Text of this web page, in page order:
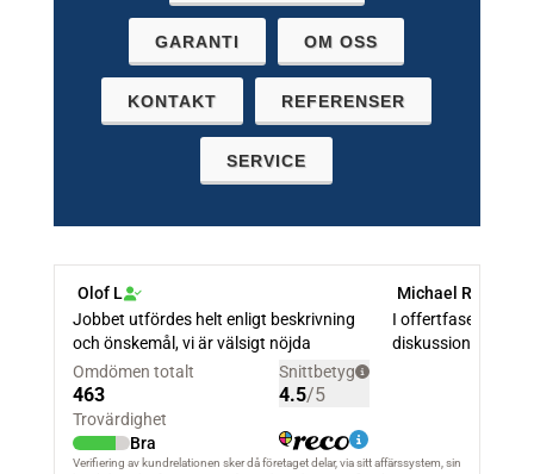
GARANTI OM OSS
KONTAKT REFERENSER
SERVICE